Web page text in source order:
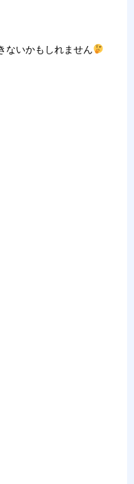
ないかもしれません